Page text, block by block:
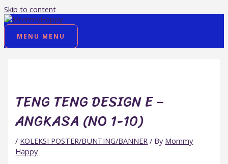
Skip to content
MENU MENU
TENG TENG DESIGN E –
ANGKASA (NO 1-10)
/ KOLEKSI POSTER/BUNTING/BANNER / By Mommy
Happy